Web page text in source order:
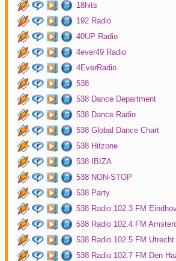
18hits
192 Radio
40UP Radio
4ever49 Radio
4EverRadio
538
538 Dance Department
538 Dance Radio
538 Global Dance Chart
538 Hitzone
538 IBIZA
538 NON-STOP
538 Party
538 Radio 102.3 FM
538 Radio 102.4 FM
538 Radio 102.5 FM Utrecht
538 Radio 102.7 FM Den